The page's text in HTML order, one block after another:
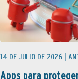
14 DE JULIO DE 2026 |
Apps para